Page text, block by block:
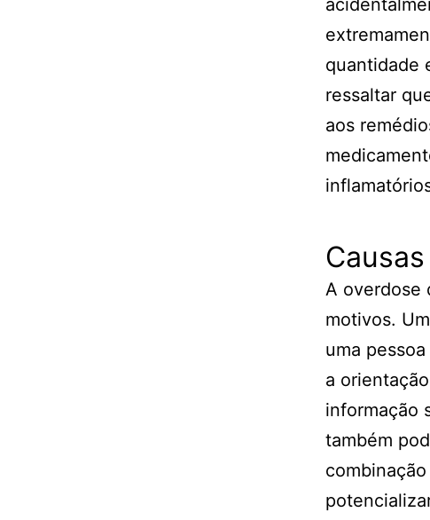
quantidade
ressaltar
aos
A overdose
motivos.
uma
a
informação
também